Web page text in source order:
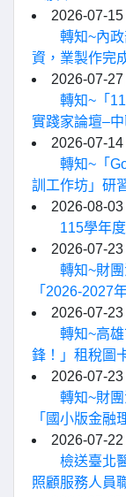
2026-07-15
轉知~內
資，業製作完
2026-07-27
轉知~「
實踐家論壇–
2026-07-14
轉知~「
訓工作坊」研
2026-08-03
115學年
2026-07-23
轉知~財
「2026-2027
2026-07-23
轉知~高
鋒！」租稅圖
2026-07-23
轉知~財
「國小版金融
2026-07-22
檢送臺北
照顧服務人員